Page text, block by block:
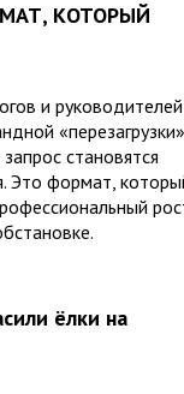
КОТОРЫЙ
и руководителей
становятся
Это формат,
ёлки на